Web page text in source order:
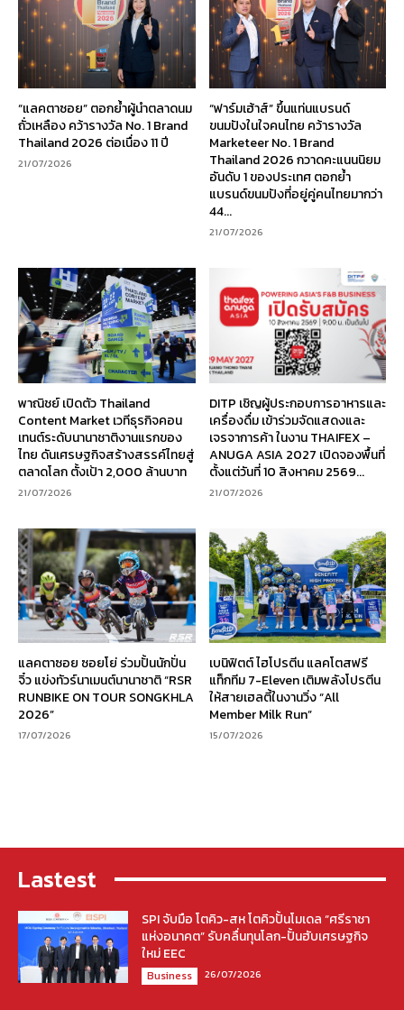
“แลคตาซอย” ตอกย้ำผู้นำตลาดนม
ถั่วเหลือง คว้ารางวัล No. 1 Brand
Thailand 2026 ต่อเนื่อง 11 ปี
21/07/2026
“ฟาร์มเฮ้าส์” ขึ้นแท่นแบรนด์
ขนมปังในใจคนไทย คว้ารางวัล
Marketeer No. 1 Brand
Thailand 2026 กวาดคะแนนนิยม
อันดับ 1 ของประเทศ ตอกย้ำ
แบรนด์ขนมปังที่อยู่คู่คนไทยมากว่า
44...
21/07/2026
พาณิชย์ เปิดตัว Thailand
Content Market เวทีธุรกิจคอน
เทนต์ระดับนานาชาติงานแรกของ
ไทย ดันเศรษฐกิจสร้างสรรค์ไทยสู่
ตลาดโลก ตั้งเป้า 2,000 ล้านบาท
21/07/2026
DITP เชิญผู้ประกอบการอาหารและ
เครื่องดื่ม เข้าร่วมจัดแสดงและ
เจรจาการค้า ในงาน THAIFEX –
ANUGA ASIA 2027 เปิดจองพื้นที่
ตั้งแต่วันที่ 10 สิงหาคม 2569...
21/07/2026
แลคตาซอย ซอยโย่ ร่วมปั้นนักปั่น
จิ๋ว แข่งทัวร์นาเมนต์นานาชาติ “RSR
RUNBIKE ON TOUR SONGKHLA
2026”
17/07/2026
เบนิฟิตต์ ไฮโปรตีน แลคโตสฟรี
แท็กทีม 7-Eleven เติมพลังโปรตีน
ให้สายเฮลตี้ในงานวิ่ง “All
Member Milk Run”
15/07/2026
Lastest
SPI จับมือ โตคิว-สห โตคิวปั้นโมเดล “ศรีราชา
แห่งอนาคต” รับคลื่นทุนโลก-ปั้นฮับเศรษฐกิจ
ใหม่ EEC
Business 26/07/2026